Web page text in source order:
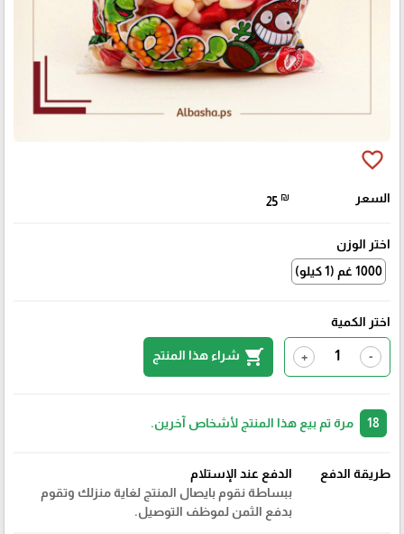
favorite_border
السعر 25 ₪
اختر الوزن
1000 غم (1 كيلو)
اختر الكمية
-
+
shopping_cart شراء هذا المنتج
مرة تم بيع هذا المنتج لأشخاص آخرين.
طريقة الدفع
الدفع عند الإستلام
ببساطة نقوم بايصال المنتج لغاية منزلك وتقوم
بدفع الثمن لموظف التوصيل.